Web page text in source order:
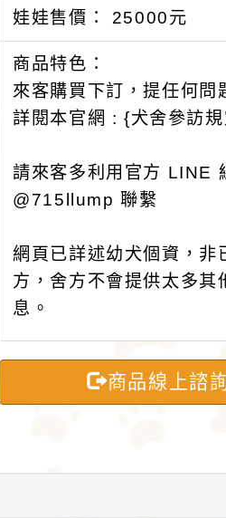
娃娃售價： 25000元
商品特色：
來客購買下訂，提任何問
詳閱本官網 : {犬舍參訪規
請來客多利用官方 LINE
@715llump 聯繫
網頁已詳述幼犬個資，非
方，舍方不會提供太多其
息。
商品線上諮